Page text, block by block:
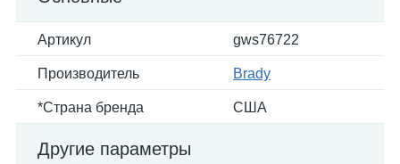
Артикул gws76722
Производитель Brady
*Страна бренда США
Другие параметры